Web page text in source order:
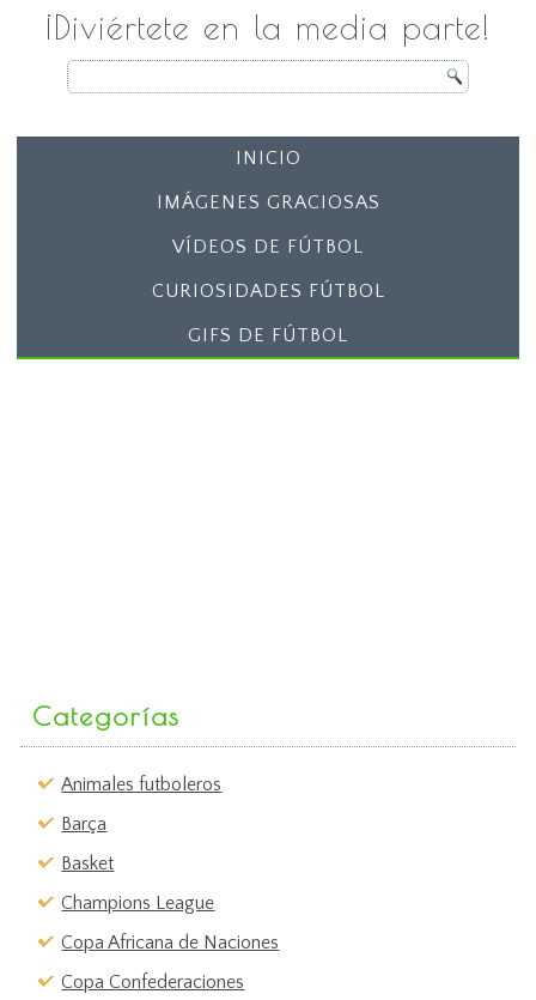
¡Diviértete en la media parte!
INICIO
IMÁGENES GRACIOSAS
VÍDEOS DE FÚTBOL
CURIOSIDADES FÚTBOL
GIFS DE FÚTBOL
Categorías
Animales futboleros
Barça
Basket
Champions League
Copa Africana de Naciones
Copa Confederaciones